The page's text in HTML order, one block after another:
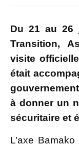
Du 21 au 26
Transition,
visite
était
à donner un
sécuritaire et
L’axe